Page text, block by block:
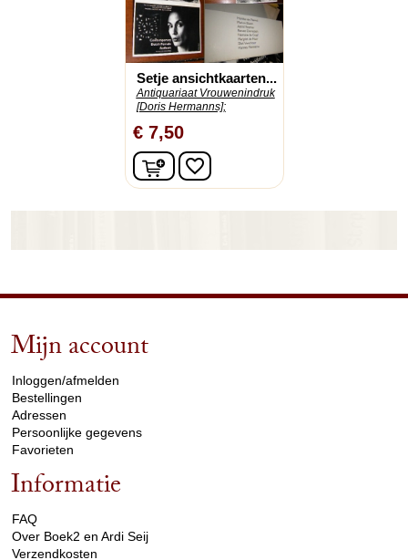
Setje ansichtkaarten...
Antiquariaat Vrouwenindruk
[Doris Hermanns];
€ 7,50
In winkelwagen
favorite_border
Mijn account
Inloggen/afmelden
Bestellingen
Adressen
Persoonlijke gegevens
Favorieten
Informatie
FAQ
Over Boek2 en Ardi Seij
Verzendkosten